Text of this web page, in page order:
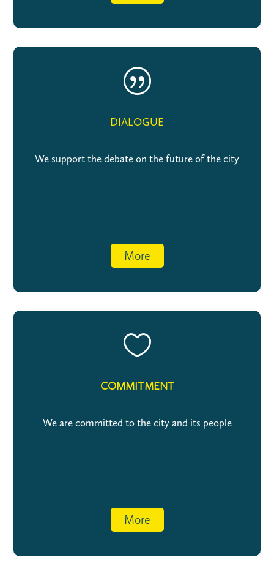
|
DIALOGUE
We support the debate on the future of the city
More

COMMITMENT
We are committed to the city and its people
More